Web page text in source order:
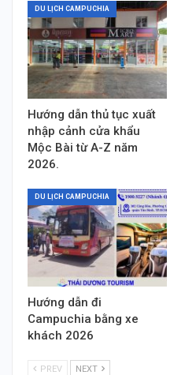
DU LỊCH CAMPUCHIA
Hướng dẫn thủ tục xuất
nhập cảnh cửa khẩu
Mộc Bài từ A-Z năm
2026.
DU LỊCH CAMPUCHIA
Hướng dẫn đi
Campuchia bằng xe
khách 2026
PREV NEXT